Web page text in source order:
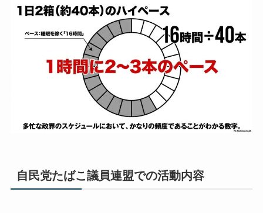
自民党たばこ議員連盟での活動内容